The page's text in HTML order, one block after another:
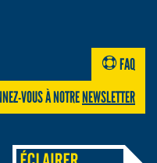
FAQ
VOUS À NOTRENEWSLETTER